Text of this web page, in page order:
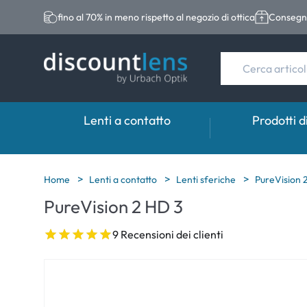
fino al 70% in meno rispetto al negozio di ottica
Lenti a contatto
Marche
Acuvue
Biotrue
Categoria
Lenti toriche
Prodotti
Marche
EasySept
Home Lenti a contatto Lenti sferiche PureVision
PureVision 2 HD 3
9 Recensioni dei clienti